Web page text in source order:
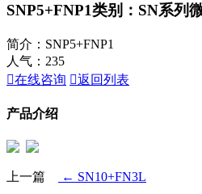
SNP5+FNP1类别：SN系列
简介：SNP5+FNP1
人气： 235
在线咨询 返回列表
产品介绍
上一篇 ← SN10+FN3L